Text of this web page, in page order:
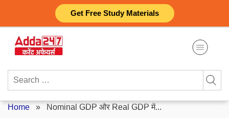
Get Free Study Materials
content
Search
Home » Nominal GDP और Real GDP में...